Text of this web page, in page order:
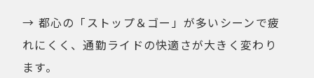
→ 都心の「ストップ＆ゴー」が多いシーンで疲
れにくく、通勤ライドの快適さが大きく変わり
ます。